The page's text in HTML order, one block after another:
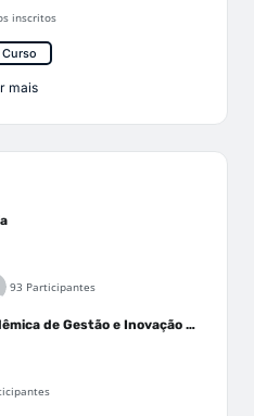
inscritos
mais
93 Participantes
Liga Acadêmica de Gestão e Inovação Médica - LAGIM